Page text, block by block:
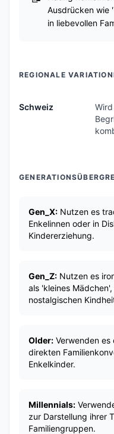
Ausdrücken wie
in liebevollen
REGIONALE
Schweiz
Gen_X: Nutzen es
Enkelinnen oder in
Kindererziehung.
Gen_Z: Nutzen es
als 'kleines
nostalgischen
Older: Verwenden es
direkten
Enkelkinder.
Millennials:
zur Darstellung ihrer
Familiengruppen.